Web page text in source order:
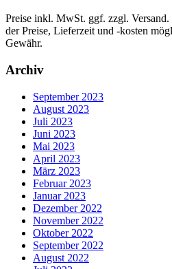
Preise inkl. MwSt. ggf. zzgl.
der Preise, Lieferzeit und -kosten
Gewähr.
Archiv
September 2023
August 2023
Juli 2023
Juni 2023
Mai 2023
April 2023
März 2023
Februar 2023
Januar 2023
Dezember 2022
November 2022
Oktober 2022
September 2022
August 2022